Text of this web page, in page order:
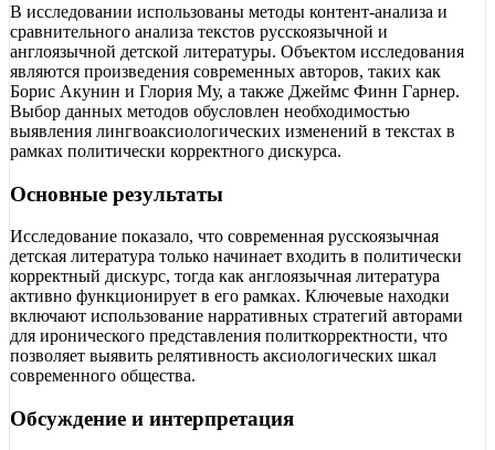
В исследовании использованы методы контент-анализа и
сравнительного анализа текстов русскоязычной и
англоязычной детской литературы. Объектом исследования
являются произведения современных авторов, таких как
Борис Акунин и Глория Му, а также Джеймс Финн Гарнер.
Выбор данных методов обусловлен необходимостью
выявления лингвоаксиологических изменений в текстах в
рамках политически корректного дискурса.
Основные результаты
Исследование показало, что современная русскоязычная
детская литература только начинает входить в политически
корректный дискурс, тогда как англоязычная литература
активно функционирует в его рамках. Ключевые находки
включают использование нарративных стратегий авторами
для иронического представления политкорректности, что
позволяет выявить релятивность аксиологических шкал
современного общества.
Обсуждение и интерпретация